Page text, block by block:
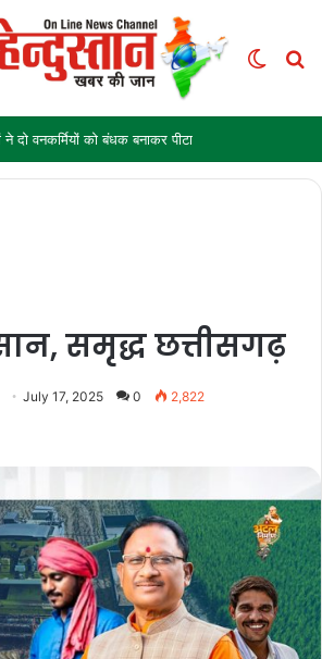
दो वनकर्मियों को बंधक बनाकर पीटा
समृद्ध छत्तीसगढ़
July 17, 2025 0 2,822